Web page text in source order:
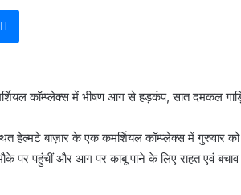
कॉम्प्लेक्स में भीषण आग से हड़कंप, सात दमकल
हेल्मटे बाज़ार के एक कमर्शियल कॉम्प्लेक्स में गुरुवार
पर पहुंचीं और आग पर काबू पाने के लिए राहत एवं